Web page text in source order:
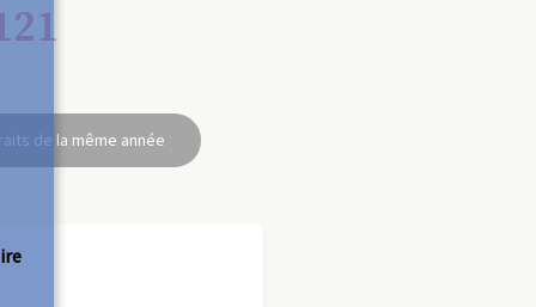
de la même année